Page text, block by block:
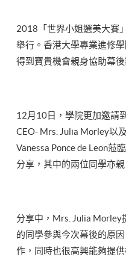
2018「世界小姐選美大賽
舉行。香港大學專業進修
得到寶貴機會親身協助幕後
12月10日，學院更加邀請
CEO- Mrs. Julia Morley以
Vanessa Ponce de Leon蒞
分享，其中的兩位同學亦
分享中，Mrs. Julia Morley
的同學參與今次幕後的原
作，同時也很高興能夠提